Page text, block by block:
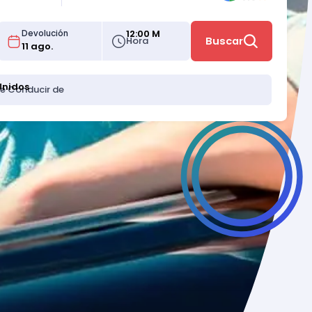
Devolución
Hora
12:00 M
Buscar
Conducir de